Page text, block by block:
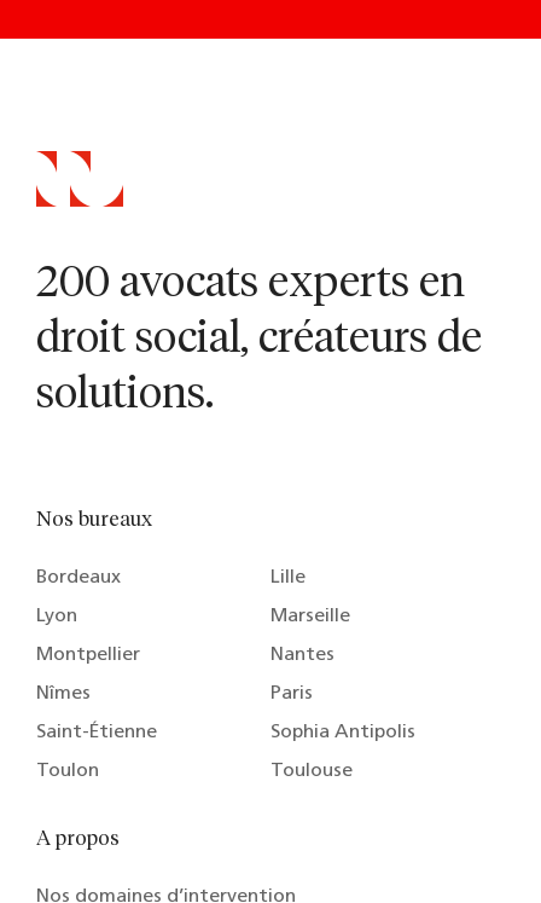
200 avocats experts en
droit social, créateurs de
solutions.
Nos bureaux
Bordeaux
Lille
Lyon
Marseille
Montpellier
Nantes
Nîmes
Paris
Saint-Étienne
Sophia Antipolis
Toulon
Toulouse
A propos
Nos domaines d’intervention